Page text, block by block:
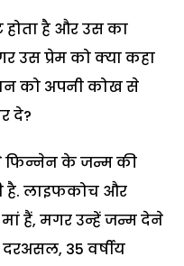
होता है और उस का
उस प्रेम को क्या कहा
को अपनी कोख से
दे?
फिन्नेन के जन्म की
है. लाइफकोच और
हैं, मगर उन्हें जन्म देने
35 वर्षीय